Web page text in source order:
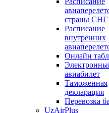
страны СНГ
Расписание
внутренних
Онлайн
авиабилет
Таможенная
декларация
Перевозка
UzAirPlus